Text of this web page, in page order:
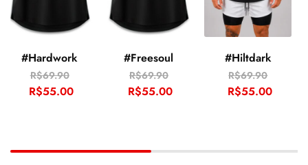
#Hardwork
R$69.90
R$55.00
#Freesoul
R$69.90
R$55.00
#Hiltdark
R$69.90
R$55.00